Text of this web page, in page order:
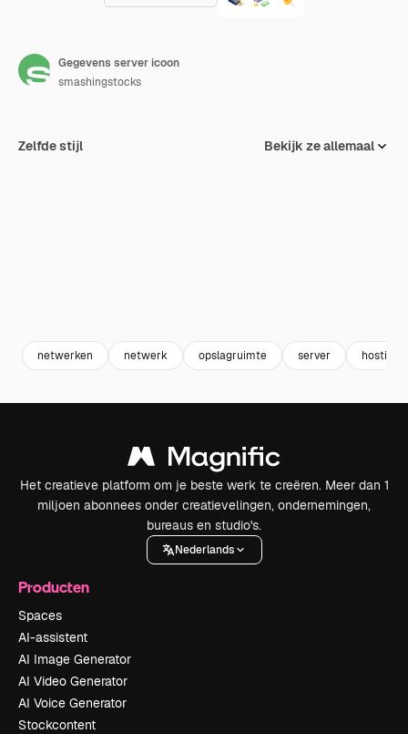
Gegevens server icoon
smashingstocks
Zelfde stijl Bekijk ze allemaal
netwerken netwerk opslagruimte server hosting
Het creatieve platform om je beste werk te creëren. Meer dan 1
miljoen abonnees onder creatievelingen, ondernemingen,
bureaus en studio's.
Nederlands
Producten
Spaces
AI-assistent
AI Image Generator
AI Video Generator
AI Voice Generator
Stockcontent